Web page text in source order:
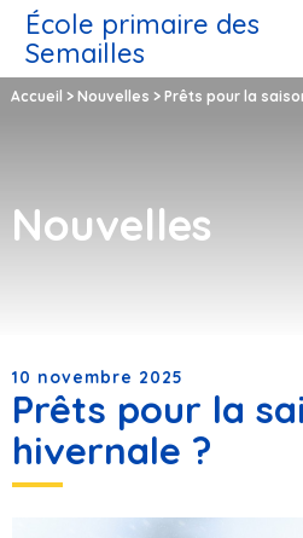
École primaire des
Semailles
Accueil > Nouvelles > Prêts pour la
Nouvelles
10 novembre 2025
Prêts pour la
hivernale ?